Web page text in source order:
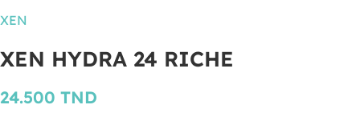
XEN
XEN HYDRA 24 RICHE
24.500 TND